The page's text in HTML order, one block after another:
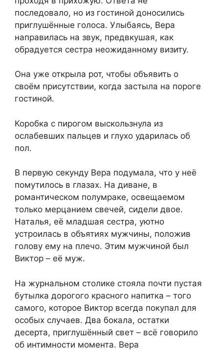
последовало, но из гостиной доносились
приглушённые голоса. Улыбаясь, Вера
направилась на звук, предвкушая, как
обрадуется сестра неожиданному визиту.
Она уже открыла рот, чтобы объявить о
своём присутствии, когда застыла на пороге
гостиной.
Коробка с пирогом выскользнула из
ослабевших пальцев и глухо ударилась об
пол.
В первую секунду Вера подумала, что у неё
помутилось в глазах. На диване, в
романтическом полумраке, освещаемом
только мерцанием свечей, сидели двое.
Наталья, её младшая сестра, уютно
устроилась в объятиях мужчины, положив
голову ему на плечо. Этим мужчиной был
Виктор – её муж.
На журнальном столике стояла почти пустая
бутылка дорогого красного напитка – того
самого, которое Виктор всегда покупал для
особых случаев. Два бокала, остатки
десерта, приглушённый свет – всё говорило
об интимности момента. Вера